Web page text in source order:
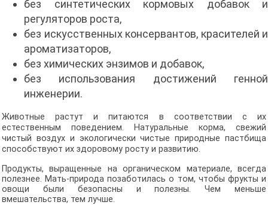
без синтетических кормовых добавок и
регуляторов роста,
без искусственных консервантов, красителей и
ароматизаторов,
без химических энзимов и добавок,
без использования достижений генной
инженерии.
Животные растут и питаются в соответствии с их
естественным поведением. Натуральные корма, свежий
чистый воздух и экологически чистые природные пастбища
способствуют их здоровому росту и развитию.
Продукты, выращенные на органическом материале, всегда
полезнее. Мать-природа позаботилась о том, чтобы фрукты и
овощи были безопасны и полезны. Чем меньше
вмешательства, тем лучше.